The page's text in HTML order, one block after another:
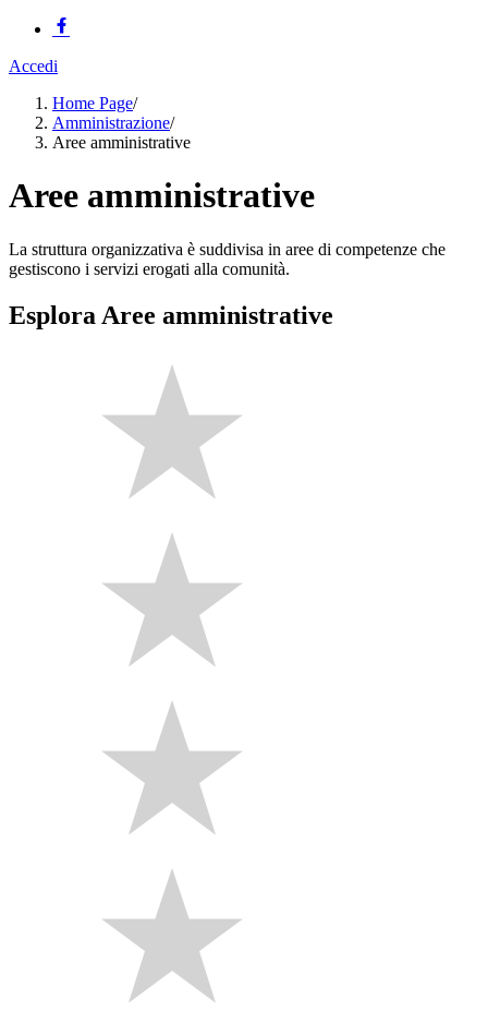
Accedi
Home Page/
Amministrazione/
Aree amministrative
Aree amministrative
La struttura organizzativa è suddivisa in aree di competenze che
gestiscono i servizi erogati alla comunità.
Esplora Aree amministrative